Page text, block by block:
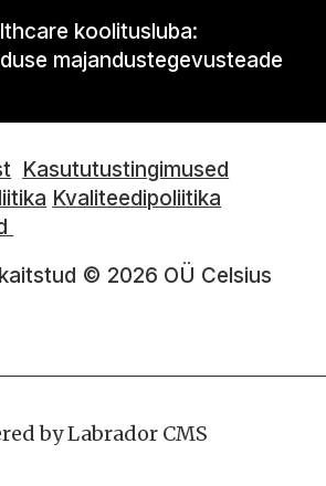
koolitusluba:
majandustegevusteade
Kasututustingimused
Kvaliteedipoliitika
© 2026 OÜ Celsius
by Labrador CMS